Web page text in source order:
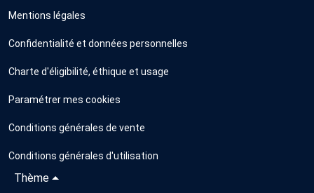
Mentions légales
Confidentialité et données personnelles
Charte d'éligibilité, éthique et usage
Paramétrer mes cookies
Conditions générales de vente
Conditions générales d'utilisation
Thème